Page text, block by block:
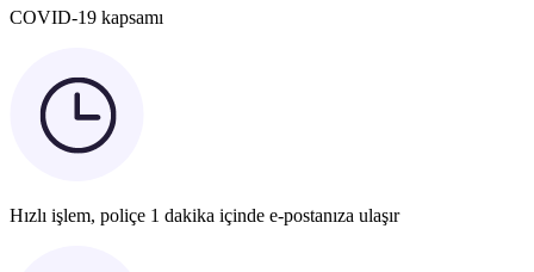
COVID-19 kapsamı
Hızlı işlem, poliçe 1 dakika içinde e-postanıza ulaşır